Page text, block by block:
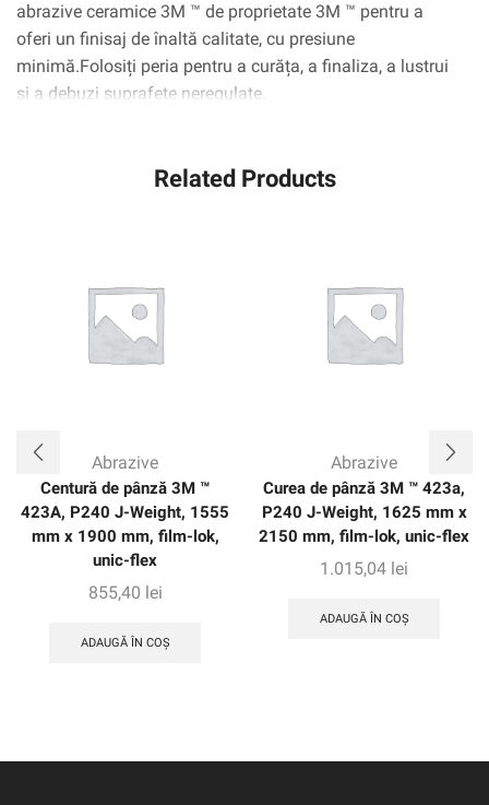
abrazive ceramice 3M ™ de proprietate 3M ™ pentru a
oferi un finisaj de înaltă calitate, cu presiune
minimă.Folosiți peria pentru a curăța, a finaliza, a lustrui
și a debuzi suprafețe neregulate.
Related Products
Abrazive
Centură de pânză 3M ™
423A, P240 J-Weight, 1555
mm x 1900 mm, film-lok,
unic-flex
855,40 lei
ADAUGĂ ÎN COȘ
Abrazive
Curea de pânză 3M ™ 423a,
P240 J-Weight, 1625 mm x
2150 mm, film-lok, unic-flex
1.015,04 lei
ADAUGĂ ÎN COȘ